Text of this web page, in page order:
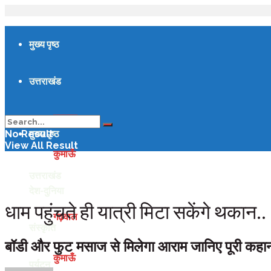
मुख्य पृष्ठ
उत्तराखंड
गढ़वाल
कुमाऊँ
संस्कृति
पर्यटन
मुख्य पृष्ठ
गढ़वाल
कुमाऊँ
No Result
View All Result
धाम पहुंचते ही यात्री मिटा सकेंगे थकान..
बॉडी और फुट मसाज से मिलेगा आराम जानिए पूरी